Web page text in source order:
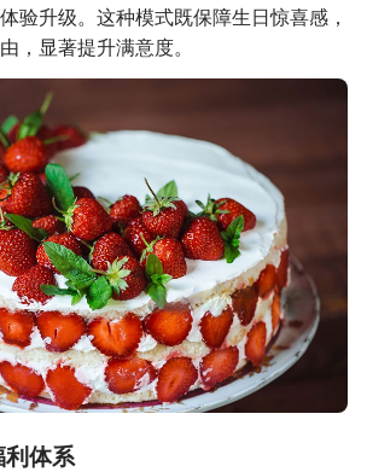
验升级。这种模式既保障生日惊喜感，
，显著提升满意度。
体系